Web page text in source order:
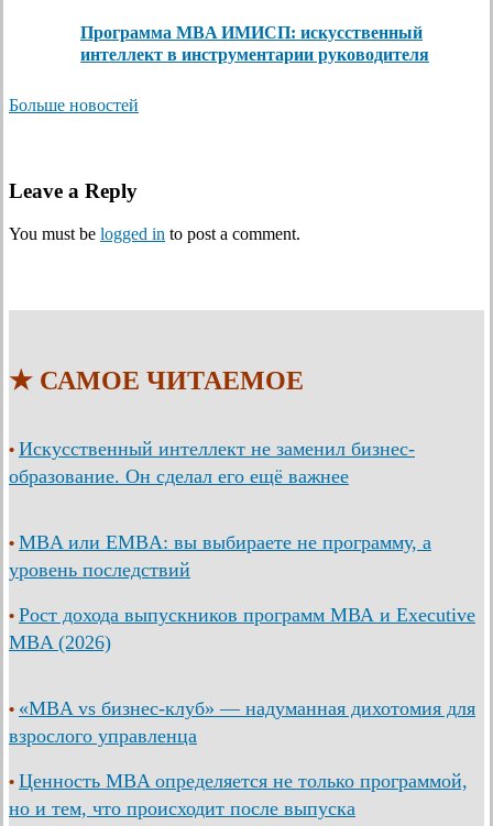
Программа MBA ИМИСП: искусственный
интеллект в инструментарии руководителя
Больше новостей
Leave a Reply
You must be logged in to post a comment.
★ САМОЕ ЧИТАЕМОЕ
• Искусственный интеллект не заменил бизнес-
образование. Он сделал его ещё важнее
• MBA или EMBA: вы выбираете не программу, а
уровень последствий
• Рост дохода выпускников программ МВА и Executive
MBA (2026)
• «MBA vs бизнес-клуб» — надуманная дихотомия для
взрослого управленца
• Ценность MBA определяется не только программой,
но и тем, что происходит после выпуска